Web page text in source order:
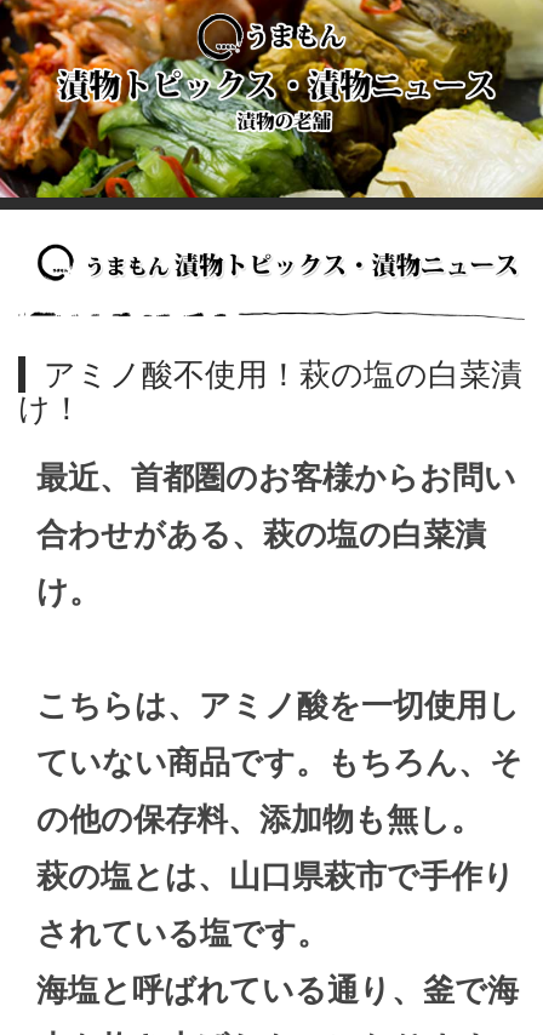
アミノ酸不使用！萩の塩の白菜漬
け！
最近、首都圏のお客様からお問い
合わせがある、萩の塩の白菜漬
け。
こちらは、アミノ酸を一切使用し
ていない商品です。もちろん、そ
の他の保存料、添加物も無し。
萩の塩とは、山口県萩市で手作り
されている塩です。
海塩と呼ばれている通り、釜で海